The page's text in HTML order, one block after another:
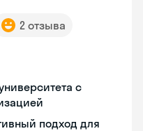
2 отзыва
с
подход для